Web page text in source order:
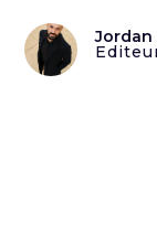
Jordan